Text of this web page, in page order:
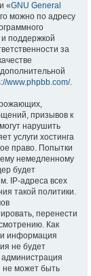
«GNU General
можно по адресу
поддержкой
за
www.phpbb.com/.
призывов к
нарушить
услуги хостинга
право. Попытки
немедленному
будет
IP-адреса всех
такой политики.
перенести
Как
информация
не будет
не может быть